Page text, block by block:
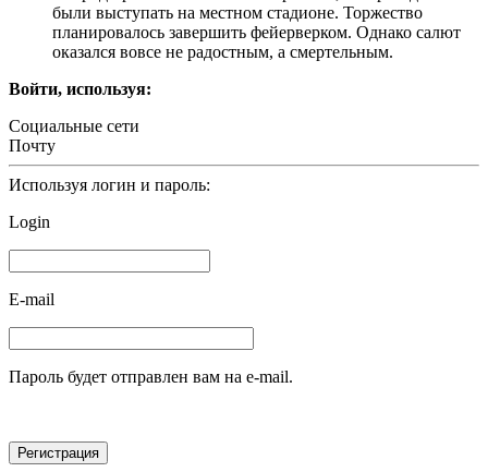
были выступать на местном стадионе. Торжество
планировалось завершить фейерверком. Однако салют
оказался вовсе не радостным, а смертельным.
Войти, используя:
Социальные сети
Почту
Используя логин и пароль:
Login
E-mail
Пароль будет отправлен вам на e-mail.